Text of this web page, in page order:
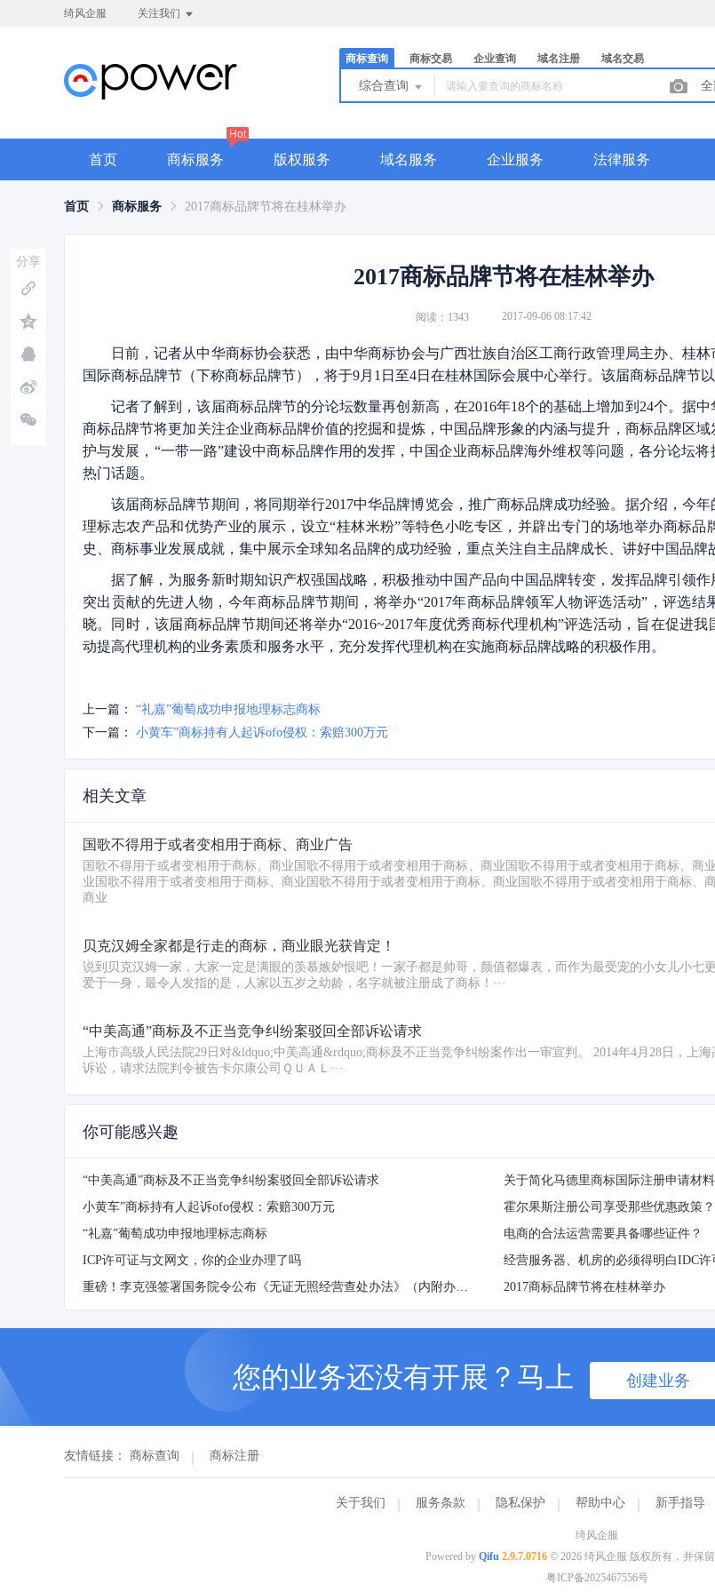
绮风企服 关注我们
商标查询 商标交易 企业查询 域名注册 域名交易
综合查询
首页 商标服务
Hot
版权服务 域名服务 企业服务 法律服务
首页 商标服务 2017商标品牌节将在桂林举办
2017商标品牌节将在桂林举办
阅读：1343 2017-09-06 08:17:42
日前，记者从中华商标协会获悉，由中华商标协会与广西壮族自治区工商行政管理局主办、桂林
国际商标品牌节（下称商标品牌节），将于9月1日至4日在桂林国际会展中心举行。该届商标品牌节
记者了解到，该届商标品牌节的分论坛数量再创新高，在2016年18个的基础上增加到24个。据
商标品牌节将更加关注企业商标品牌价值的挖掘和提炼，中国品牌形象的内涵与提升，商标品牌区
护与发展，“一带一路”建设中商标品牌作用的发挥，中国企业商标品牌海外维权等问题，各分论坛
热门话题。
该届商标品牌节期间，将同期举行2017中华品牌博览会，推广商标品牌成功经验。据介绍，今
理标志农产品和优势产业的展示，设立“桂林米粉”等特色小吃专区，并辟出专门的场地举办商标品
史、商标事业发展成就，集中展示全球知名品牌的成功经验，重点关注自主品牌成长、讲好中国品牌
据了解，为服务新时期知识产权强国战略，积极推动中国产品向中国品牌转变，发挥品牌引领
突出贡献的先进人物，今年商标品牌节期间，将举办“2017年商标品牌领军人物评选活动”，评选结
晓。同时，该届商标品牌节期间还将举办“2016~2017年度优秀商标代理机构”评选活动，旨在促进
动提高代理机构的业务素质和服务水平，充分发挥代理机构在实施商标品牌战略的积极作用。
上一篇：
“礼嘉”葡萄成功申报地理标志商标
下一篇：
小黄车”商标持有人起诉ofo侵权：索赔300万元
相关文章
国歌不得用于或者变相用于商标、商业广告
国歌不得用于或者变相用于商标、商业国歌不得用于或者变相用于商标、商业国歌不得用于或者变相用于商标、商
业国歌不得用于或者变相用于商标、商业国歌不得用于或者变相用于商标、商业国歌不得用于或者变相用于商标、
商业
贝克汉姆全家都是行走的商标，商业眼光获肯定！
说到贝克汉姆一家，大家一定是满眼的羡慕嫉妒恨吧！一家子都是帅哥，颜值都爆表，而作为最受宠的小女儿小七
爱于一身，最令人发指的是，人家以五岁之幼龄，名字就被注册成了商标！···
“中美高通”商标及不正当竞争纠纷案驳回全部诉讼请求
上海市高级人民法院29日对&ldquo;中美高通&rdquo;商标及不正当竞争纠纷案作出一审宣判。 2014年4月28日，上
诉讼，请求法院判令被告卡尔康公司ＱＵＡＬ···
你可能感兴趣
“中美高通”商标及不正当竞争纠纷案驳回全部诉讼请求
关于简化马德里商标国际注册申请材
小黄车”商标持有人起诉ofo侵权：索赔300万元
霍尔果斯注册公司享受那些优惠政策？
“礼嘉”葡萄成功申报地理标志商标
电商的合法运营需要具备哪些证件？
ICP许可证与文网文，你的企业办理了吗
经营服务器、机房的必须得明白IDC许
重磅！李克强签署国务院令公布《无证无照经营查处办法》（内附办法全文）
2017商标品牌节将在桂林举办
分享
您的业务还没有开展？马上 创建业务
友情链接： 商标查询 商标注册
关于我们 服务条款 隐私保护 帮助中心 新手指导
绮风企服
Powered by Qifu 2.9.7.0716 © 2026 绮风企服 版权所有，并保留
粤ICP备2025467556号